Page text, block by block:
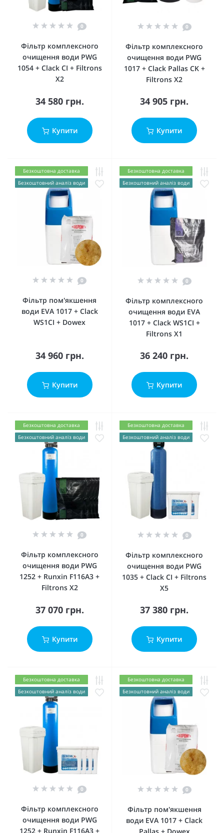
0
Фільтр комплексного
очищення води PWG
1054 + Clack CI + Filtrons
X2
34 580 грн.
Купити
0
Фільтр комплексного
очищення води PWG
1017 + Clack Pallas CK +
Filtrons X2
34 905 грн.
Купити
Безкоштовна доставка
Безкоштовний аналіз води
0
Фільтр пом'якшення
води EVA 1017 + Clack
WS1CI + Dowex
34 960 грн.
Купити
Безкоштовна доставка
Безкоштовний аналіз води
0
Фільтр комплексного
очищення води EVA
1017 + Clack WS1CI +
Filtrons X1
36 240 грн.
Купити
Безкоштовна доставка
Безкоштовний аналіз води
0
Фільтр комплексного
очищення води PWG
1252 + Runxin F116А3 +
Filtrons X2
37 070 грн.
Купити
Безкоштовна доставка
Безкоштовний аналіз води
0
Фільтр комплексного
очищення води PWG
1035 + Clack CI + Filtrons
X5
37 380 грн.
Купити
Безкоштовна доставка
Безкоштовний аналіз води
0
Фільтр комплексного
очищення води PWG
1252 + Runxin F116А3 +
Безкоштовна доставка
Безкоштовний аналіз води
0
Фільтр пом'якшення
води EVA 1017 + Clack